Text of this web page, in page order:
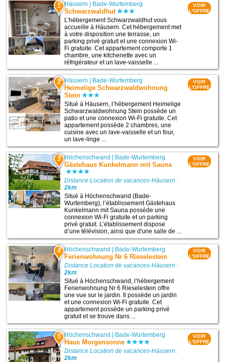
1 Häusern | Bade-Wurtemberg
Schwarzwaldhut
L’hébergement Schwarzwaldhut vous
accueille à Häusern. Cet hébergement met
à votre disposition une terrasse, un
parking privé gratuit et une connexion Wi-
Fi gratuite. Cet appartement comporte 1
chambre, une kitchenette avec un
réfrigérateur et un lave-vaisselle ...
VOIR
L'OFFRE
2 Häusern Bade-Wurtemberg
Heimelige Schwarzwaldwohnung
Stein
Situé à Häusern, l’hébergement Heimelige
Schwarzwaldwohnung Stein possède un
patio et une connexion Wi-Fi gratuite. Cet
appartement possède 2 chambres, une
cuisine avec un lave-vaisselle et un four,
un lave-linge ...
VOIR
L'OFFRE
3 Höchenschwand Bade-Wurtemberg
Gästehaus Kunkelmann mit Sauna
Distance Location de vacances-Häusern :
2km
Situé à Höchenschwand (Bade-
Wurtemberg), l’établissement Gästehaus
Kunkelmann mit Sauna possède une
connexion Wi-Fi gratuite et un parking
privé gratuit. L’établissement dispose
d’une télévision, ainsi que d'une salle de ...
VOIR
L'OFFRE
4 Höchenschwand Bade-Wurtemberg
Ferienwohnung Nr 6 Rieselestein
Distance Location de vacances-Häusern :
2km
Situé à Höchenschwand, l’hébergement
Ferienwohnung Nr 6 Rieselestein offre
une vue sur le jardin. Il possède un jardin
et une connexion Wi-Fi gratuite. Cet
appartement possède un parking privé
gratuit et se trouve dans ...
VOIR
L'OFFRE
5 Höchenschwand | Bade-Wurtemberg
Haus Morgensonne
Distance Location de vacances-Häusern :
2km
VOIR
L'OFFRE